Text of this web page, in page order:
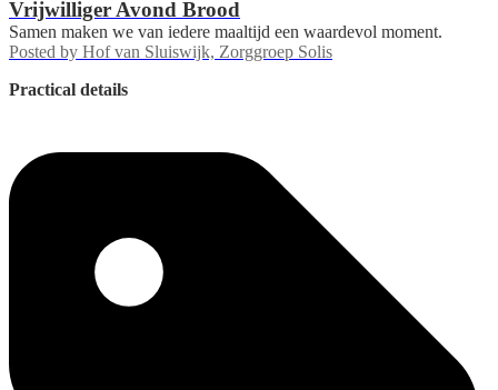
Vrijwilliger Avond Brood
Samen maken we van iedere maaltijd een waardevol moment.
Posted by Hof van Sluiswijk, Zorggroep Solis
Practical details